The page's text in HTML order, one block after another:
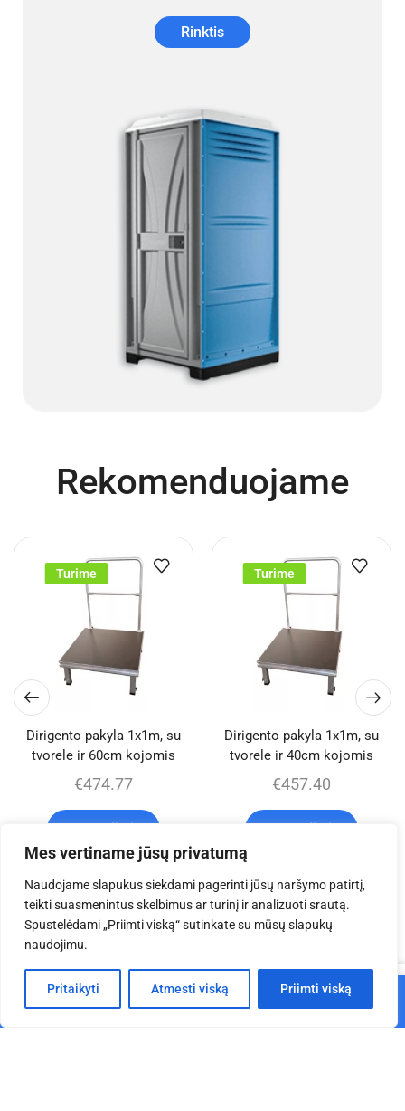
Mes vertiname jūsų privatumą
Naudojame slapukus siekdami pagerinti jūsų naršymo patirtį,
teikti suasmenintus skelbimus ar turinį ir analizuoti srautą.
Spustelėdami „Priimti viską“ sutinkate su mūsų slapukų
naudojimu.
Pritaikyti Atmesti viską Priimti viską
Rinktis
Rekomenduojame
Turime
Dirigento pakyla 1x1m, su
tvorele ir 60cm kojomis
€474.77
Į krepšelį
Turime
Dirigento pakyla 1x1m, su
tvorele ir 40cm kojomis
€457.40
Į krepšelį
Jums taip pat gali
patikti
Į krepšelį
Pagrindinis Parduotuvė Krepšelis Paskyra